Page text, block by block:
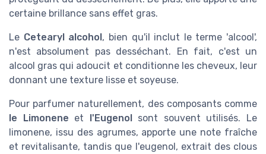
certaine brillance sans effet gras.
Le Cetearyl alcohol, bien qu'il inclut le terme 'alcool',
n'est absolument pas desséchant. En fait, c'est un
alcool gras qui adoucit et conditionne les cheveux, leur
donnant une texture lisse et soyeuse.
Pour parfumer naturellement, des composants comme
le Limonene et l'Eugenolsont souvent utilisés. Le
limonene, issu des agrumes, apporte une note fraîche
et revitalisante, tandis que l'eugenol, extrait des clous